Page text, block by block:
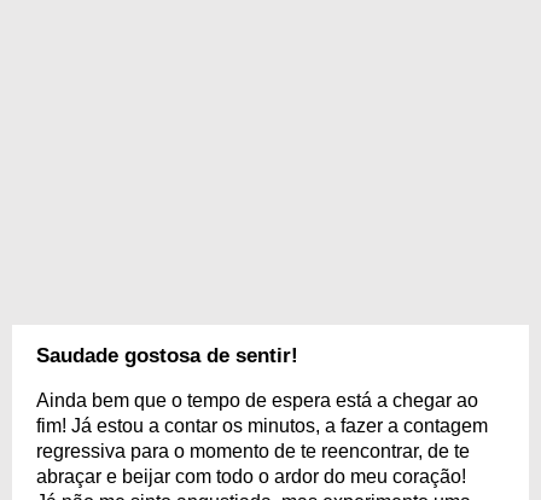
Saudade gostosa de sentir!
Ainda bem que o tempo de espera está a chegar ao
fim! Já estou a contar os minutos, a fazer a contagem
regressiva para o momento de te reencontrar, de te
abraçar e beijar com todo o ardor do meu coração!